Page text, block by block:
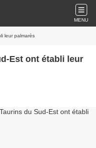
MENU
leur palmarès
Est ont établi leur